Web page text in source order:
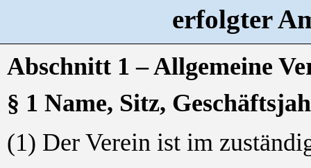
erfolgter
Abschnitt 1 – Allgemeine
§ 1 Name, Sitz,
(1) Der Verein ist im